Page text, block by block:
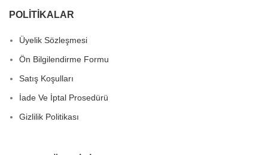
POLITIKALAR
Üyelik Sözleşmesi
Ön Bilgilendirme Formu
Satış Koşulları
İade Ve İptal Prosedürü
Gizlilik Politikası